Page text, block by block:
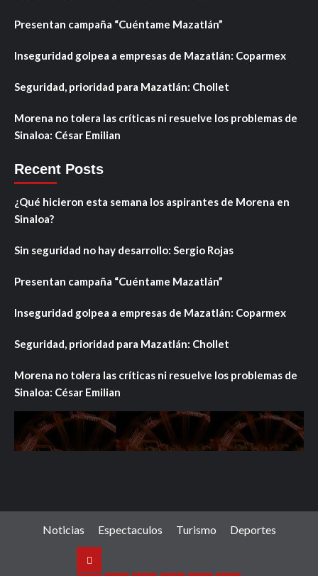
Presentan campaña “Cuéntame Mazatlán”
Inseguridad golpea a empresas de Mazatlán: Coparmex
Seguridad, prioridad para Mazatlán: Chollet
Morena no tolera las críticas ni resuelve los problemas de
Sinaloa: César Emilian
Recent Posts
¿Qué hicieron esta semana los aspirantes de Morena en
Sinaloa?
Sin seguridad no hay desarrollo: Sergio Rojas
Presentan campaña “Cuéntame Mazatlán”
Inseguridad golpea a empresas de Mazatlán: Coparmex
Seguridad, prioridad para Mazatlán: Chollet
Morena no tolera las críticas ni resuelve los problemas de
Sinaloa: César Emilian
Noticias Espectaculos Turismo Deportes
Noticias